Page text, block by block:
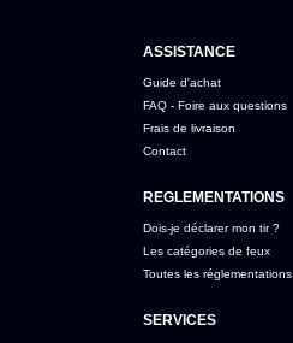
ASSISTANCE
Guide d'achat
FAQ - Foire aux questions
Frais de livraison
Contact
REGLEMENTATIONS
Dois-je déclarer mon tir ?
Les catégories de feux
Toutes les réglementations
SERVICES